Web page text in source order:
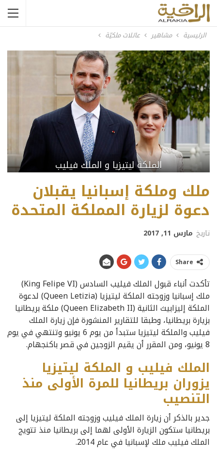
الرئيسية مشاهير عائلات ملكيّة
الملكة ليتيزيا و الملك فيليب
ملك وملكة إسبانيا يقبلان
دعوة لزيارة المملكة المتحدة
تاريخ مارس 11, 2017
Share
تأكدت أنباء قبول الملك فيليب السادس (King Felipe VI)
ملك إسبانيا وزوجته الملكة ليتيزيا (Queen Letizia) لدعوة
الملكة إليزابيث الثانية (Queen Elizabeth II) ملكة بريطانيا
بزيارة بريطانيا، وطبقا للتقارير المنشورة فإن زيارة الملك
فيليب والملكة ليتيزيا ستبدأ من يوم 6 يونيو وتنتهي في يوم
8 يونيو، ومن المقرر أن يقيم الزوجين في قصر باكنجهام.
الملك فيليب و الملكة ليتيزيا
يزوران بريطانيا للمرة الأولى منذ
التنصيب
جدير بالذكر أن زيارة الملك فيليب وزوجته الملكة ليتيزيا إلى
بريطانيا ستكون الزيارة الأولى لهما إلى بريطانيا منذ تتويج
الملك فيليب ملك لإسبانيا في عام 2014.